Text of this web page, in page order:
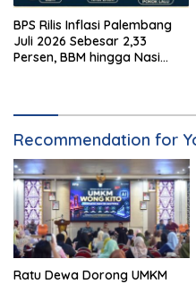
BPS Rilis Inflasi Palembang
Juli 2026 Sebesar 2,33
Persen, BBM hingga Nasi
Recommendation for
Ratu Dewa Dorong UMKM